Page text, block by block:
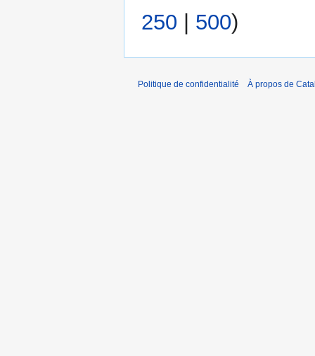
250 | 500)
Politique de confidentialité À propos de